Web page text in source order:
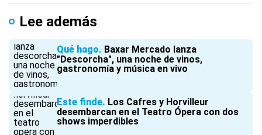
Lee además
Qué hago Baxar Mercado lanza
"Descorcha", una noche de vinos,
gastronomía y música en vivo
Este finde Los Cafres y Horvilleur
desembarcan en el Teatro Ópera con dos
shows imperdibles